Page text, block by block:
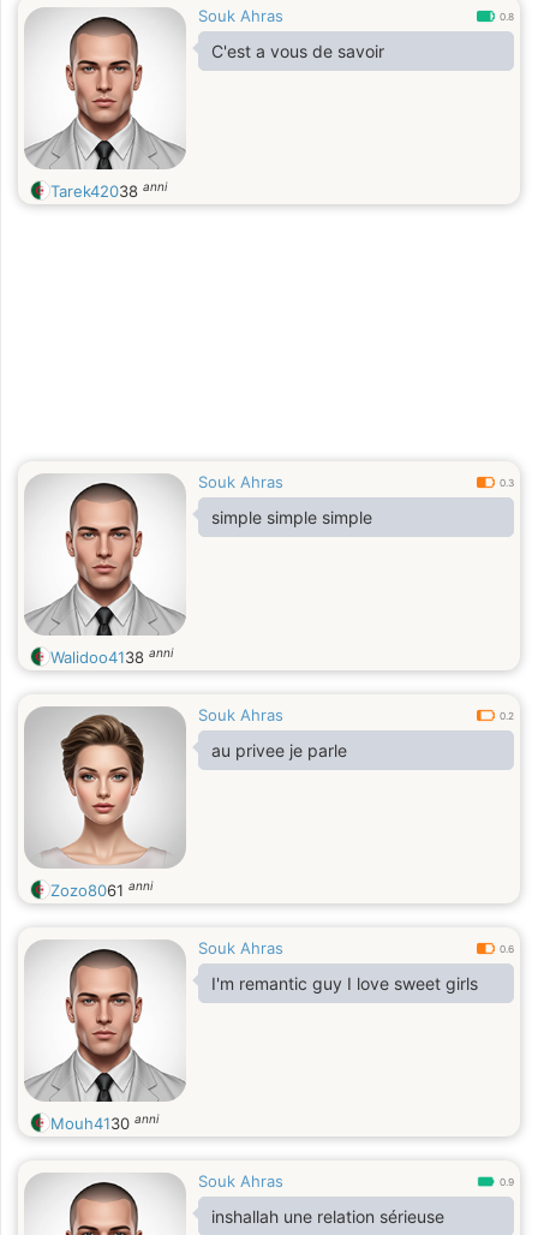
Souk Ahras 0.8
C'est a vous de savoir
Tarek42038 anni
Souk Ahras 0.3
simple simple simple
Walidoo4138 anni
Souk Ahras 0.2
au privee je parle
Zozo8061 anni
Souk Ahras 0.6
I'm remantic guy I love sweet girls
Mouh4130 anni
Souk Ahras 0.9
inshallah une relation sérieuse